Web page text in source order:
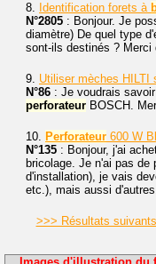
8. Identification forets à
N°2805 : Bonjour. Je
diamètre) De quel type
sont-ils destinés ? Merci
9. Utiliser mèches HILTI
N°86 : Je voudrais
perforateur BOSCH.
10. Perforateur 600 W
N°135 : Bonjour, j'ai
bricolage. Je n'ai pas de
d'installation), je vais
etc.), mais aussi
>>> Résultats